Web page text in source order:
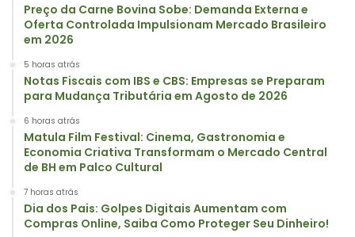
Preço da Carne Bovina Sobe: Demanda Externa e
Oferta Controlada Impulsionam Mercado Brasileiro
em 2026
5 horas atrás
Notas Fiscais com IBS e CBS: Empresas se Preparam
para Mudança Tributária em Agosto de 2026
6 horas atrás
Matula Film Festival: Cinema, Gastronomia e
Economia Criativa Transformam o Mercado Central
de BH em Palco Cultural
7 horas atrás
Dia dos Pais: Golpes Digitais Aumentam com
Compras Online, Saiba Como Proteger Seu Dinheiro!